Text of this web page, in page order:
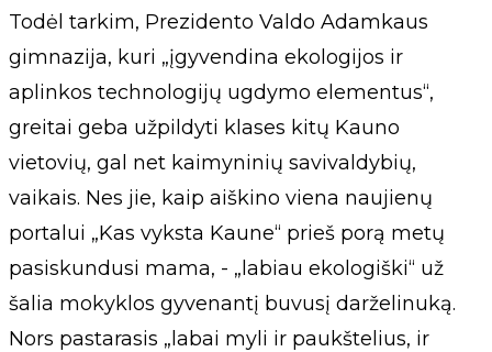
Todėl tarkim, Prezidento Valdo Adamkaus
gimnazija, kuri „įgyvendina ekologijos ir
aplinkos technologijų ugdymo elementus“,
greitai geba užpildyti klases kitų Kauno
vietovių, gal net kaimyninių savivaldybių,
vaikais. Nes jie, kaip aiškino viena naujienų
portalui „Kas vyksta Kaune“ prieš porą metų
pasiskundusi mama, - „labiau ekologiški“ už
šalia mokyklos gyvenantį buvusį darželinuką.
Nors pastarasis „labai myli ir paukštelius, ir